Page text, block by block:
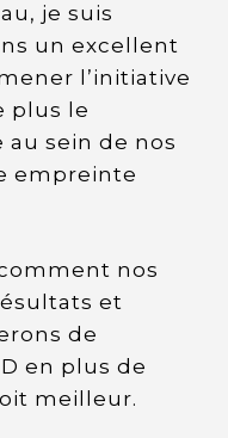
je suis
un excellent
l’initiative
plus le
sein de nos
empreinte
nos
et
de
en plus de
meilleur.